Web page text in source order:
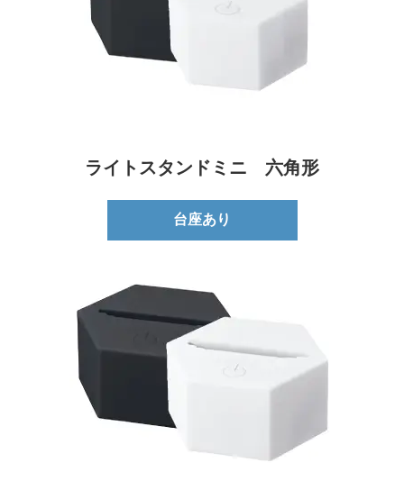
ライトスタンドミニ 六角形
台座あり